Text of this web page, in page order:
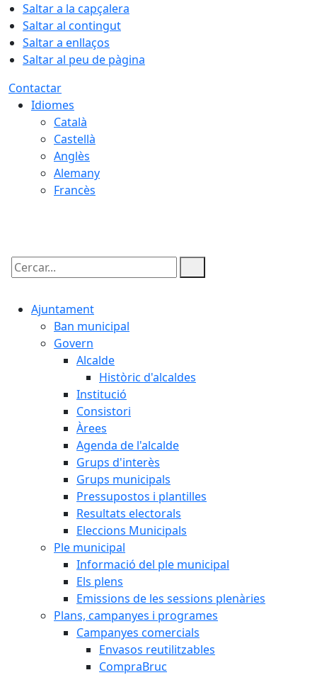
Saltar a la capçalera
Saltar al contingut
Saltar a enllaços
Saltar al peu de pàgina
Contactar
Idiomes
Català
Castellà
Anglès
Alemany
Francès
Cercar:
Ajuntament
Ban municipal
Govern
Alcalde
Històric d'alcaldes
Institució
Consistori
Àrees
Agenda de l'alcalde
Grups d'interès
Grups municipals
Pressupostos i plantilles
Resultats electorals
Eleccions Municipals
Ple municipal
Informació del ple municipal
Els plens
Emissions de les sessions plenàries
Plans, campanyes i programes
Campanyes comercials
Envasos reutilitzables
CompraBruc